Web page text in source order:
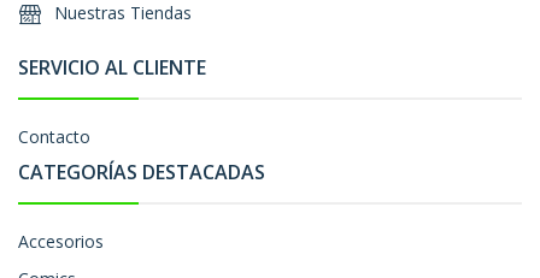
Nuestras Tiendas
SERVICIO AL CLIENTE
Contacto
CATEGORÍAS DESTACADAS
Accesorios